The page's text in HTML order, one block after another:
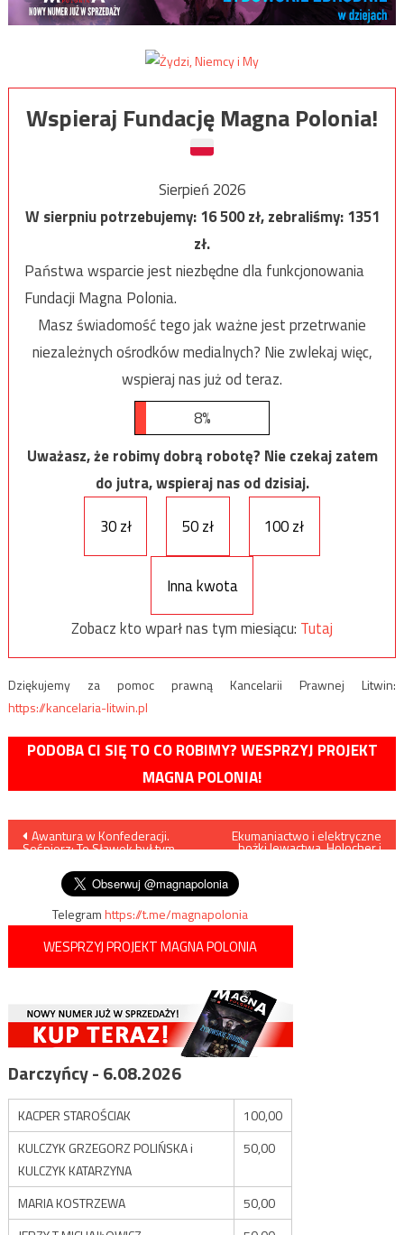
Wspieraj Fundację Magna Polonia!
Sierpień 2026
W sierpniu potrzebujemy:16 500zł, zebraliśmy:1351
zł.
Państwa wsparcie jest niezbędne dla funkcjonowania
Fundacji Magna Polonia.
Masz świadomość tego jak ważne jest przetrwanie
niezależnych ośrodków medialnych? Nie zwlekaj więc,
wspieraj nas już od teraz.
8%
Uważasz, że robimy dobrą robotę? Nie czekaj zatem
do jutra, wspieraj nas od dzisiaj.
30 zł
50 zł 100 zł
Inna kwota
Zobacz kto wparł nas tym miesiącu: Tutaj
Dziękujemy za pomoc prawną Kancelarii Prawnej Litwin:
https://kancelaria-litwin.pl
PODOBA CI SIĘ TO CO ROBIMY? WESPRZYJ PROJEKT
MAGNA POLONIA!
Nawigacja
wpisu
Awantura w Konfederacji.
Sośnierz: To Sławek był tym
Ekumaniactwo i elektryczne
bożki lewactwa. Holocher i
Telegramhttps://t.me/magnapolonia
WESPRZYJ PROJEKT MAGNA POLONIA
Darczyńcy - 6.08.2026
KACPER STAROŚCIAK
100,00
KULCZYK GRZEGORZ POLIŃSKA i
KULCZYK KATARZYNA
50,00
MARIA KOSTRZEWA
50,00